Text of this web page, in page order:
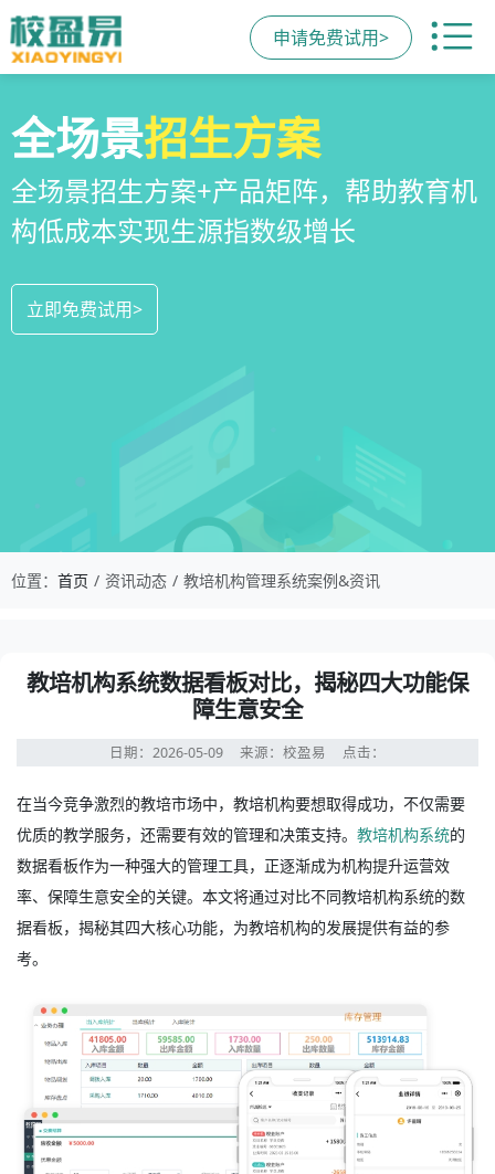
申请免费试用>
校区运营管理系统
教培机构数字化全场景运营管理系统，
全方位解决学校经营管理难题
立即免费试用>
全场景招生方案
全场景招生方案+产品矩阵，帮助教育机
构低成本实现生源指数级增长
立即免费试用>
教培机构小程序
一部手机链接机构、学员、家长，管理
更便捷，互动零距离，体验更满意
立即免费试用>
位置： 首页 资讯动态 教培机构管理系统案例&资讯
教培机构系统数据看板对比，揭秘四大功能保
障生意安全
日期：2026-05-09 来源：校盈易 点击：
在当今竞争激烈的教培市场中，教培机构要想取得成功，不仅需要
优质的教学服务，还需要有效的管理和决策支持。 教培机构系统的
数据看板作为一种强大的管理工具，正逐渐成为机构提升运营效
率、保障生意安全的关键。本文将通过对比不同教培机构系统的数
据看板，揭秘其四大核心功能，为教培机构的发展提供有益的参
考。